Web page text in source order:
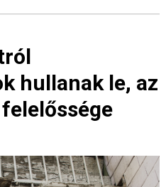
hullanak le, az